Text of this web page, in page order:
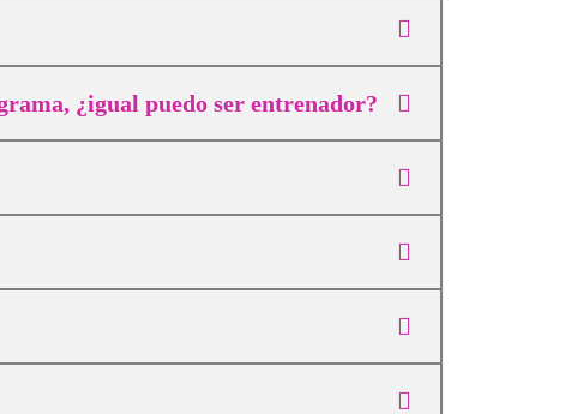
¿igual puedo ser entrenador?